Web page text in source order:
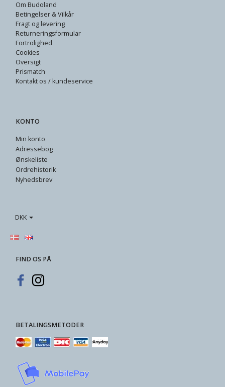
Om Budoland
Betingelser & Vilkår
Fragt og levering
Returneringsformular
Fortrolighed
Cookies
Oversigt
Prismatch
Kontakt os / kundeservice
KONTO
Min konto
Adressebog
Ønskeliste
Ordrehistorik
Nyhedsbrev
DKK
FIND OS PÅ
BETALINGSMETODER